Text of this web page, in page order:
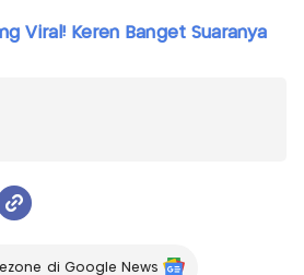
Viral! Keren Banget Suaranya
di Google News